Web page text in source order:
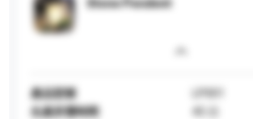
Stone Pendent
產品型號
LP001
生產所需時間
45 日